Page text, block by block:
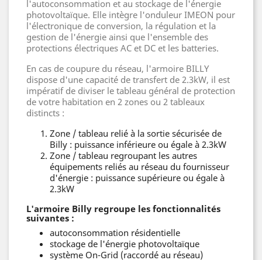
l'autoconsommation et au stockage de l'énergie
photovoltaïque. Elle intègre l'onduleur IMEON pour
l'électronique de conversion, la régulation et la
gestion de l'énergie ainsi que l'ensemble des
protections électriques AC et DC et les batteries.
En cas de coupure du réseau, l'armoire BILLY
dispose d'une capacité de transfert de 2.3kW, il est
impératif de diviser le tableau général de protection
de votre habitation en 2 zones ou 2 tableaux
distincts :
Zone / tableau relié à la sortie sécurisée de
Billy : puissance inférieure ou égale à 2.3kW
Zone / tableau regroupant les autres
équipements reliés au réseau du fournisseur
d'énergie : puissance supérieure ou égale à
2.3kW
L'armoire Billy regroupe les fonctionnalités
suivantes :
autoconsommation résidentielle
stockage de l'énergie photovoltaïque
système On-Grid (raccordé au réseau)